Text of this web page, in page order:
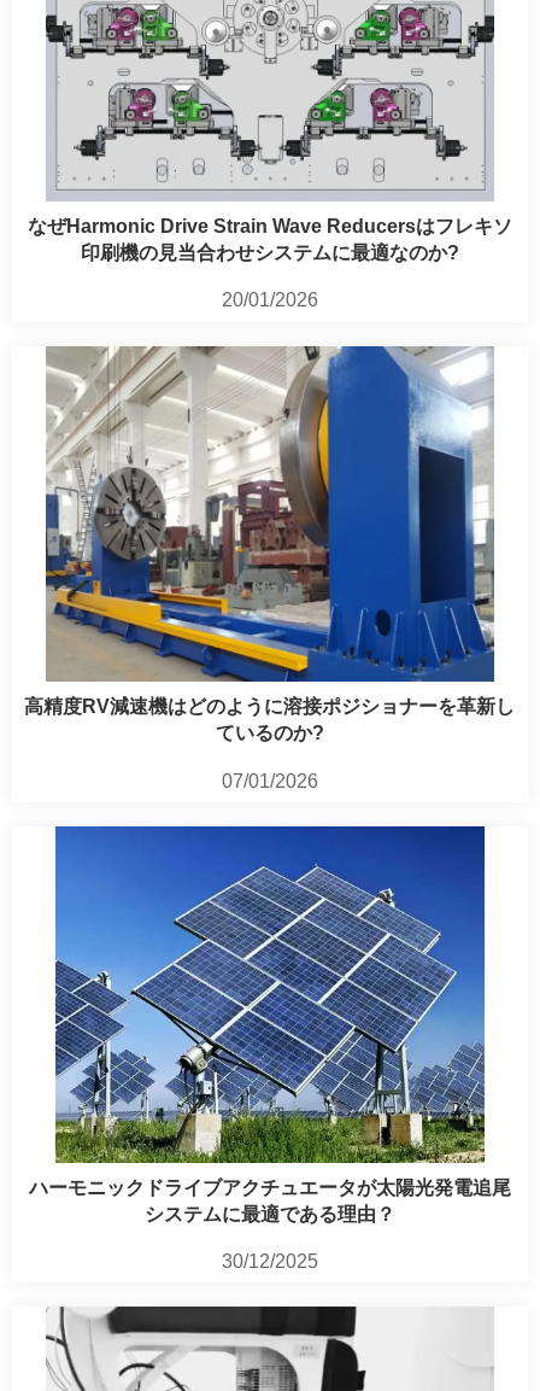
なぜHarmonic Drive Strain Wave Reducersはフレキソ
印刷機の見当合わせシステムに最適なのか?
20/01/2026
高精度RV減速機はどのように溶接ポジショナーを革新し
ているのか?
07/01/2026
ハーモニックドライブアクチュエータが太陽光発電追尾
システムに最適である理由？
30/12/2025